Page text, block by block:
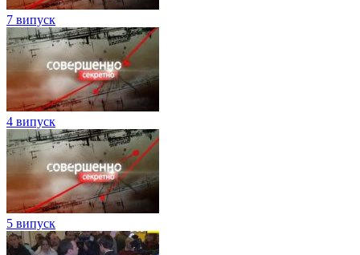
7 випуск
4 випуск
5 випуск